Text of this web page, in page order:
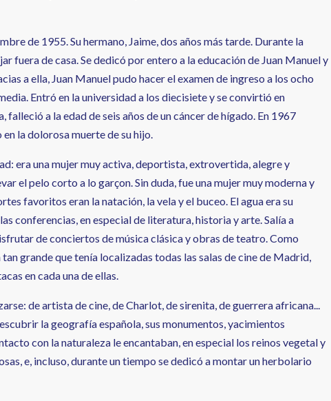
de 1955. Su hermano, Jaime, dos años más tarde. Durante la
fuera de casa. Se dedicó por entero a la educación de Juan Manuel y
a ella, Juan Manuel pudo hacer el examen de ingreso a los ocho
Entró en la universidad a los diecisiete y se convirtió en
a la edad de seis años de un cáncer de hígado. En 1967
en la dolorosa muerte de su hijo.
era una mujer muy activa, deportista, extrovertida, alegre y
el pelo corto a lo garçon. Sin duda, fue una mujer muy moderna y
favoritos eran la natación, la vela y el buceo. El agua era su
conferencias, en especial de literatura, historia y arte. Salía a
de conciertos de música clásica y obras de teatro. Como
grande que tenía localizadas todas las salas de cine de Madrid,
en cada una de ellas.
de artista de cine, de Charlot, de sirenita, de guerrera africana...
la geografía española, sus monumentos, yacimientos
con la naturaleza le encantaban, en especial los reinos vegetal y
e, incluso, durante un tiempo se dedicó a montar un herbolario